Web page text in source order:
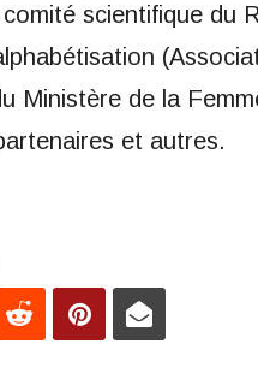
scientifique du
Ministère de la
et autres.